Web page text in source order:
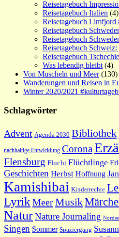
Reisetagebuch
Reisetagebuch Italien (4)
Reisetagebuch Limfjord
Reisetagebuch
Reisetagebuch
Reisetagebuch
Reisetagebuch
Was lebendig bleibt (4)
Von Muscheln und Meer(130)
Wanderungen und Reisen in
Winter 2020/2021
Schlagwörter
Advent Agenda 2030 Bibliothek
nachhaltige Entwicklung Corona
Flensburg Flucht Flüchtlinge
Geschichten Herbst Hoffnung
Kamishibai Kinderrechte
Lyrik MeerMusik
NaturNature Journaling
Singen Sommer Spaziergang